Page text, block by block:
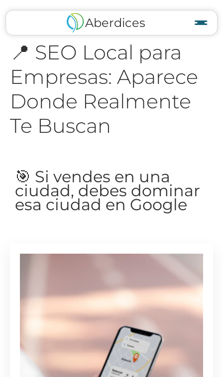
Aberdices
📍 SEO Local para
Empresas: Aparece
Donde Realmente
Te Buscan
🎯 Si vendes en una
ciudad, debes dominar
esa ciudad en Google